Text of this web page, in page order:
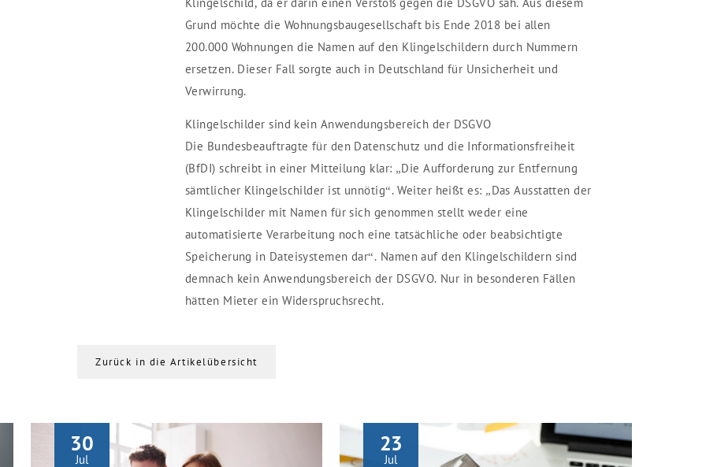
Klingelschild, da er darin einen Verstoß gegen die DSGVO sah. Aus diesem
Grund möchte die Wohnungsbaugesellschaft bis Ende 2018 bei allen
200.000 Wohnungen die Namen auf den Klingelschildern durch Nummern
ersetzen. Dieser Fall sorgte auch in Deutschland für Unsicherheit und
Verwirrung.
Klingelschilder sind kein Anwendungsbereich der DSGVO
Die Bundesbeauftragte für den Datenschutz und die Informationsfreiheit
(BfDI) schreibt in einer Mitteilung klar: „Die Aufforderung zur Entfernung
sämtlicher Klingelschilder ist unnötig“. Weiter heißt es: „Das Ausstatten der
Klingelschilder mit Namen für sich genommen stellt weder eine
automatisierte Verarbeitung noch eine tatsächliche oder beabsichtigte
Speicherung in Dateisystemen dar“. Namen auf den Klingelschildern sind
demnach kein Anwendungsbereich der DSGVO. Nur in besonderen Fällen
hätten Mieter ein Widerspruchsrecht.
Zurück in die Artikelübersicht
30
Jul
23
Jul